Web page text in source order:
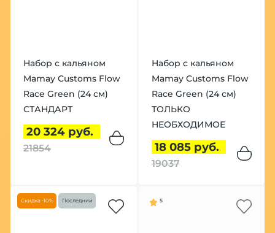
Набор с кальяном
Mamay Customs Flow
Race Green (24 см)
СТАНДАРТ
20 324 руб.
21854
Набор с кальяном
Mamay Customs Flow
Race Green (24 см)
ТОЛЬКО
НЕОБХОДИМОЕ
18 085 руб.
19037
Скидка -10% Последний 5